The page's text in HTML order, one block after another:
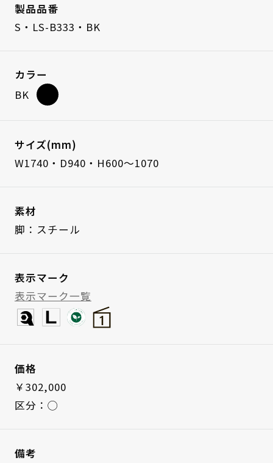
製品品番
S・LS-B333・BK
カラー
BK
サイズ(mm)
W1740・D940・H600～1070
素材
脚：スチール
表示マーク
表示マーク一覧
価格
￥302,000
区分：◯
備考